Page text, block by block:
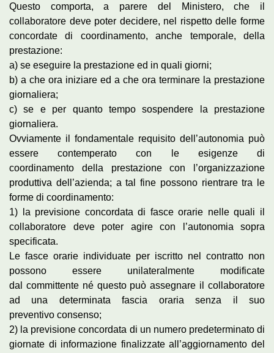
Questo comporta, a parere del Ministero, che il
collaboratore deve poter decidere, nel rispetto delle forme
concordate di coordinamento, anche temporale, della
prestazione:
a) se eseguire la prestazione ed in quali giorni;
b) a che ora iniziare ed a che ora terminare la prestazione
giornaliera;
c) se e per quanto tempo sospendere la prestazione
giornaliera.
Ovviamente il fondamentale requisito dell’autonomia può
essere contemperato con le esigenze di
coordinamento della prestazione con l’organizzazione
produttiva dell’azienda; a tal fine possono rientrare tra le
forme di coordinamento:
1) la previsione concordata di fasce orarie nelle quali il
collaboratore deve poter agire con l’autonomia sopra
specificata.
Le fasce orarie individuate per iscritto nel contratto non
possono essere unilateralmente modificate
dal committente né questo può assegnare il collaboratore
ad una determinata fascia oraria senza il suo
preventivo consenso;
2) la previsione concordata di un numero predeterminato di
giornate di informazione finalizzate all’aggiornamento del